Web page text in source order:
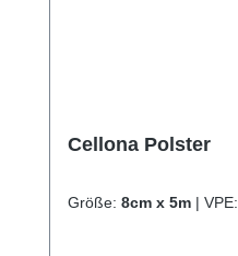
Cellona Polster
Größe: 8cm x 5m | VPE: